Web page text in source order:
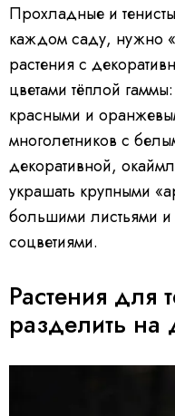
Прохладные и
каждом саду, нужно
растения с
цветами тёплой
красными и
многолетников с
декоративной,
украшать крупными
большими листьями
соцветиями.
Растения для
разделить на